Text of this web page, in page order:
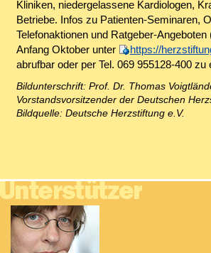
Kliniken, niedergelassene Kardiologen,
Betriebe. Infos zu Patienten-Seminaren,
Telefonaktionen und Ratgeber-Angeboten
Anfang Oktober unter
https://
abrufbar oder per Tel. 069 955128-400 zu
Bildunterschrift: Prof. Dr. Thomas
Vorstandsvorsitzender der Deutschen
Bildquelle: Deutsche Herzstiftung e.V.